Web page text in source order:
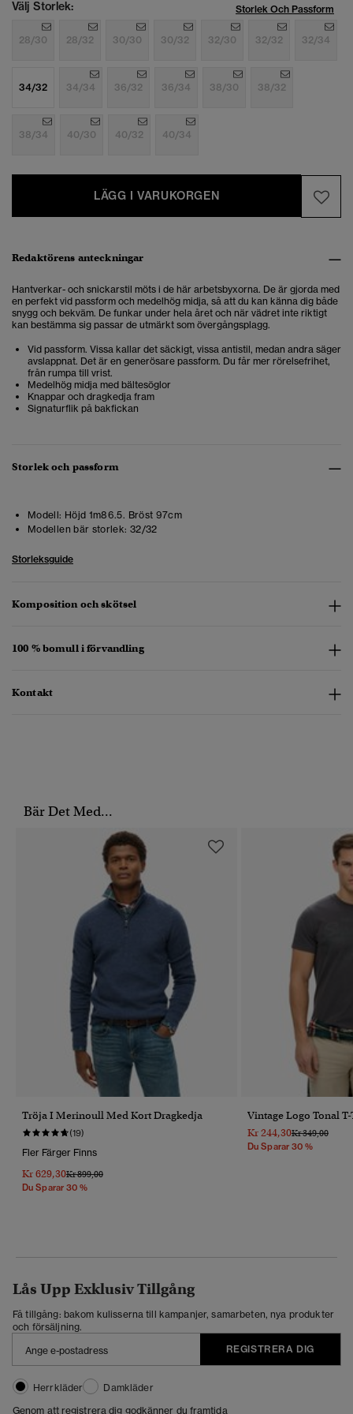
Välj Storlek: Storlek Och Passform
28/30 28/32 30/30 30/32 32/30 32/32 32/34
34/32 34/34 36/32 36/34 38/30 38/32
38/34 40/30 40/32 40/34
LÄGG I VARUKORGEN
Redaktörens anteckningar
Hantverkar- och snickarstil möts i de här arbetsbyxorna. De är gjorda med
en perfekt vid passform och medelhög midja, så att du kan känna dig både
snygg och bekväm. De funkar under hela året och när vädret inte riktigt
kan bestämma sig passar de utmärkt som övergångsplagg.
Vid passform. Vissa kallar det säckigt, vissa antistil, medan andra säger
avslappnat. Det är en generösare passform. Du får mer rörelsefrihet,
från rumpa till vrist.
Medelhög midja med bältesöglor
Knappar och dragkedja fram
Signaturflik på bakfickan
Storlek och passform
Modell: Höjd 1m86.5. Bröst 97cm
Modellen bär storlek: 32/32
Storleksguide
Komposition och skötsel
100 % bomull i förvandling
Kontakt
Bär Det Med...
Tröja I Merinoull Med Kort Dragkedja
(19)
Fler Färger Finns
Kr 629,30Pris Reducerat Från
Kr 899,00Till
Du Sparar 30 %
Vintage Logo Tonal
Kr 244,30Pris Reducerat
Kr 349,00Till
Du Sparar 30 %
Lås Upp Exklusiv Tillgång
Få tillgång: bakom kulisserna till kampanjer, samarbeten, nya produkter
och försäljning.
REGISTRERA DIG
Herrkläder
Damkläder
Genom att registrera dig godkänner du framtida